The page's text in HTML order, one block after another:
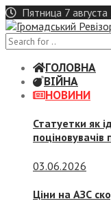
Skip
to
content
Пятница 7
ГОЛОВНА
ВІЙНА
НОВИНИ
Статуетки як
поціновувачів
03.06.2026
Ціни на АЗС